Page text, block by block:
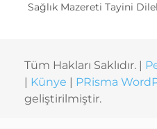
Sağlık Mazereti Tayini
Tüm Hakları Saklıdır. |
| Künye | PRisma
geliştirilmiştir.